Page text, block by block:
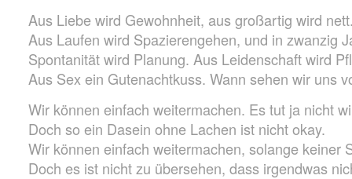
Aus Liebe wird Gewohnheit, aus großartig wird
Aus Laufen wird Spazierengehen, und in zwanzig
Spontanität wird Planung. Aus Leidenschaft wird
Aus Sex ein Gutenachtkuss. Wann sehen wir uns
Wir können einfach weitermachen. Es tut ja nicht
Doch so ein Dasein ohne Lachen ist nicht okay.
Wir können einfach weitermachen, solange keiner
Doch es ist nicht zu übersehen, dass irgendwas